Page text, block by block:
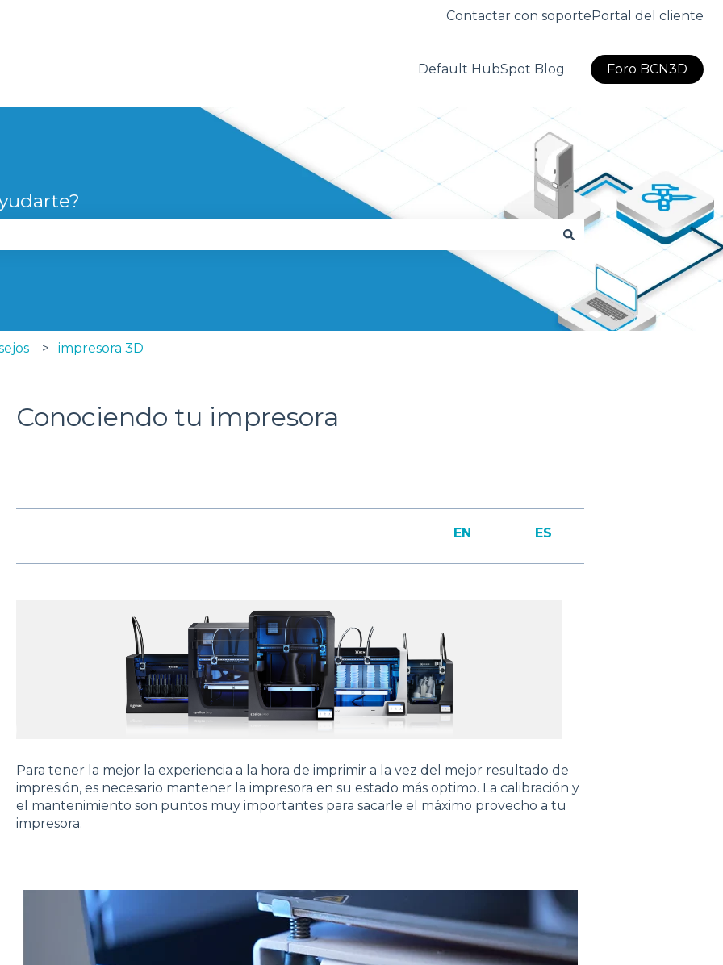
Contactar con soportePortal del cliente
Default HubSpot Blog Foro BCN3D
de búsqueda está vacío.
impresora 3D
Conociendo tu impresora
EN ES
Para tener la mejor la experiencia a la hora de imprimir a la vez del mejor resultado de
impresión, es necesario mantener la impresora en su estado más optimo. La calibración y
el mantenimiento son puntos muy importantes para sacarle el máximo provecho a tu
impresora.